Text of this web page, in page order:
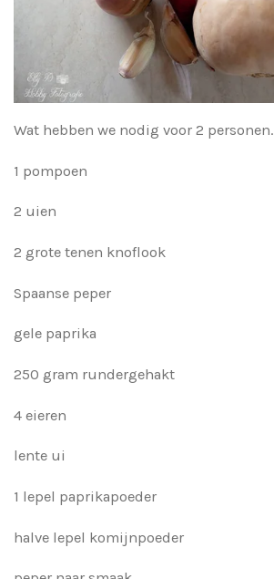
Wat hebben we nodig voor 2 personen.
1 pompoen
2 uien
2 grote tenen knoflook
Spaanse peper
gele paprika
250 gram rundergehakt
4 eieren
lente ui
1 lepel paprikapoeder
halve lepel komijnpoeder